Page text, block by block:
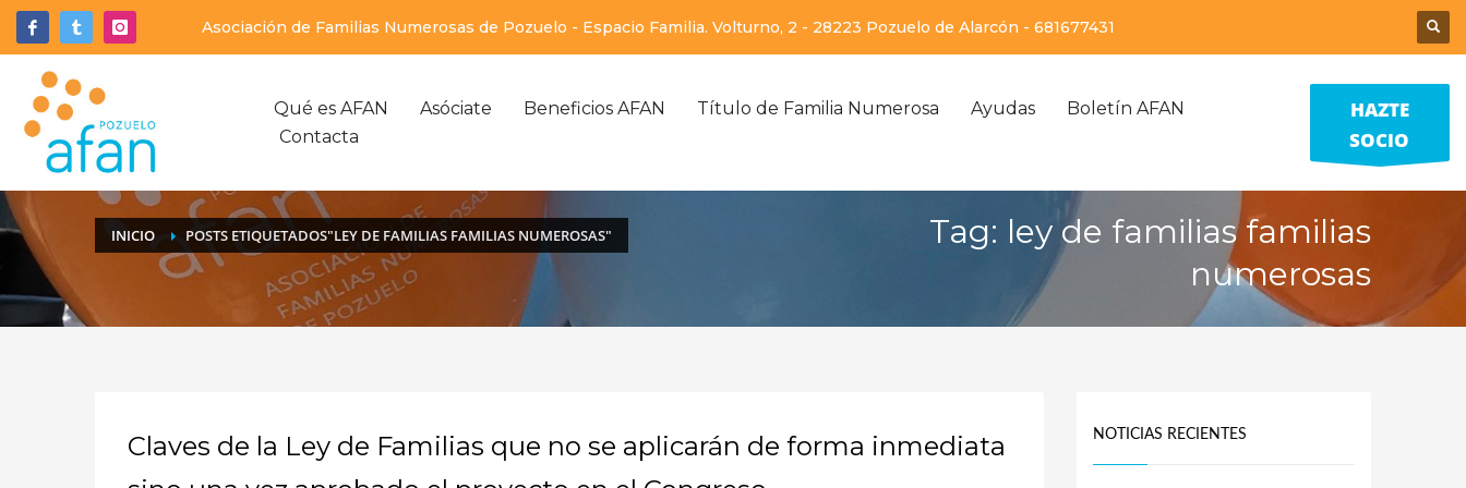
Asociación de Familias Numerosas de Pozuelo - Espacio Familia. Volturno, 2 - 28223 Pozuelo de Alarcón - 681677431
Qué es AFAN Asóciate Beneficios AFAN Título de Familia Numerosa Ayudas
Boletín AFAN
Contacta
HAZTE
SOCIO
INICIO POSTS ETIQUETADOS"LEY DE FAMILIAS FAMILIAS NUMEROSAS"
Tag: ley de familias familias
numerosas
Claves de la Ley de Familias que no se aplicarán de forma inmediata
NOTICIAS RECIENTES